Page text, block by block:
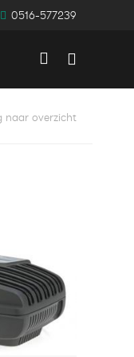
0516-577239
naar overzicht